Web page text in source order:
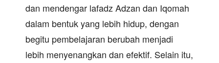
dan mendengar lafadz Adzan dan Iqomah
dalam bentuk yang lebih hidup, dengan
begitu pembelajaran berubah menjadi
lebih menyenangkan dan efektif. Selain itu,